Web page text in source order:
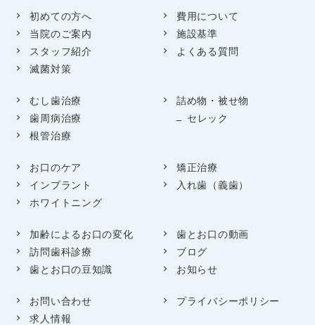
初めての方へ
当院のご案内
スタッフ紹介
滅菌対策
費用について
施設基準
よくある質問
むし歯治療
歯周病治療
根管治療
詰め物・被せ物
セレック
お口のケア
インプラント
ホワイトニング
矯正治療
入れ歯（義歯）
加齢によるお口の変化
訪問歯科診療
歯とお口の豆知識
歯とお口の動画
ブログ
お知らせ
お問い合わせ
求人情報
プライバシーポリシー